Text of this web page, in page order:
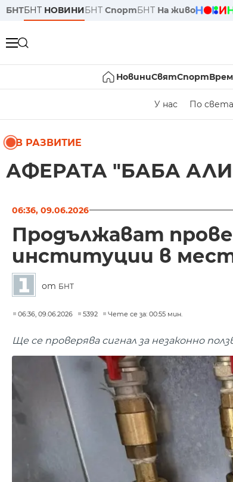
БНТБНТ НОВИНИБНТ СпортБНТ На живо
НовиниСвятСпорт
У нас По света
В РАЗВИТИЕ
АФЕРАТА "БАБА
06:36, 09.06.2026
Продължават
институции в
от БНТ
06:36, 09.06.2026 5392 Чете се за: 00:55 мин.
Ще се проверява сигнал за незаконно